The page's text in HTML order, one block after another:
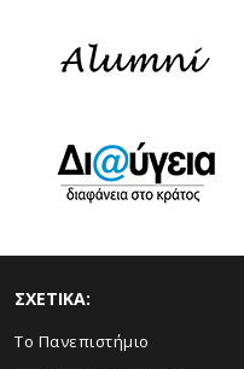
ΣΧΕΤΙΚΑ:
Το Πανεπιστήμιο